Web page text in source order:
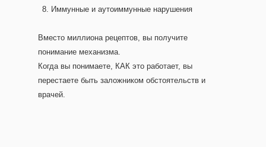
Иммунные и аутоиммунные нарушения
Вместо миллиона рецептов, вы получите
понимание механизма.
Когда вы понимаете, КАК это работает, вы
перестаете быть заложником обстоятельств и
врачей.